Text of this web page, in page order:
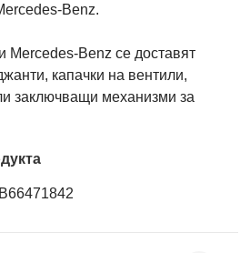
Benz.
Mercedes-Benz се доставят
капачки на вентили,
заключващи механизми за